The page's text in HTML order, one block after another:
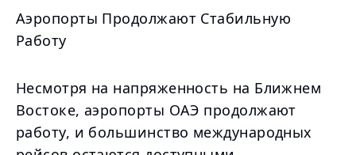
Аэропорты Продолжают Стабильную
Работу
Несмотря на напряженность на Ближнем
Востоке, аэропорты ОАЭ продолжают
работу, и большинство международных